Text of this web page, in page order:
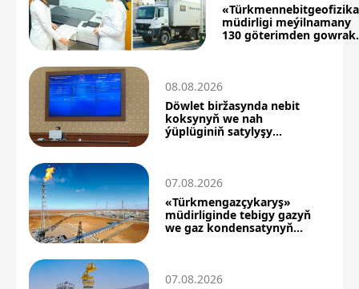
müdirligi meýilnamany
130 göterimden gowrak
08.08.2026
Döwlet biržasynda nebit
koksynyň we nah
ýüplüginiň satylyşy
07.08.2026
«Türkmengazçykaryş»
müdirliginde tebigy gazyň
we gaz kondensatynyň
07.08.2026